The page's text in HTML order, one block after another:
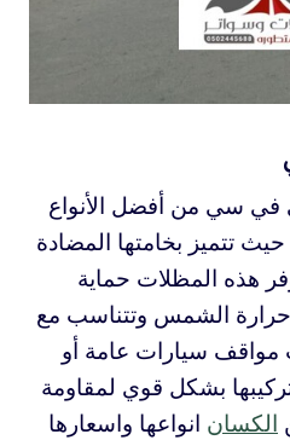
في سي من أفضل الأنواع
حيث تتميز بخامتها المضادة
هذه المظلات حماية
حرارة الشمس وتتناسب مع
مواقف سيارات عامة أو
بشكل قوي لمقاومة
الكسان انواعها واسعارها